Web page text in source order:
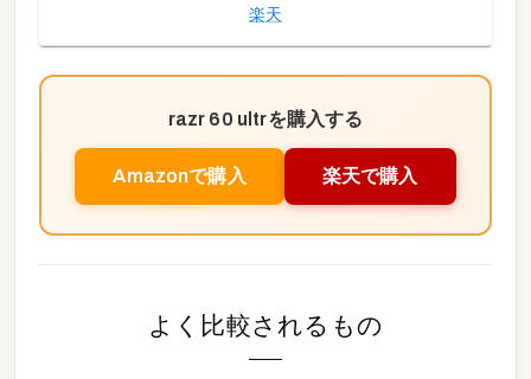
楽天
razr 60 ultrを購入する
Amazonで購入 楽天で購入
よく比較されるもの